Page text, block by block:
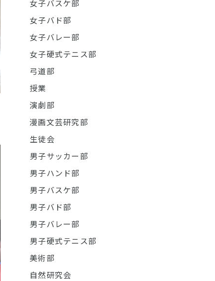
女子バスケ部
女子バド部
女子バレー部
女子硬式テニス部
弓道部
授業
演劇部
漫画文芸研究部
生徒会
男子サッカー部
男子ハンド部
男子バスケ部
男子バド部
男子バレー部
男子硬式テニス部
美術部
自然研究会